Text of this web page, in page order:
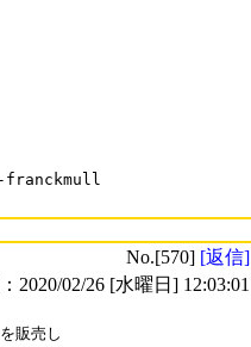
franckmull
No.[570] [返信]
2020/02/26 [水曜日] 12:03:01
販売し